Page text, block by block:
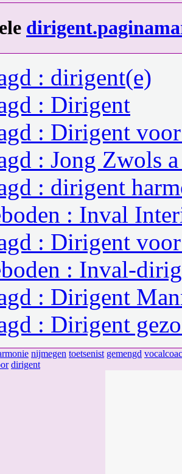
: dirigent(e)
: Dirigent
: Dirigent
: Jong Zwols
: dirigent
: Inval
: Dirigent
: Inval-
: Dirigent
: Dirigent
nijmegen toetsenist gemengd
dirigent